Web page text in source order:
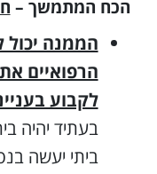
הכח המתמשך –
הממנה יכול
הרפואיים
לקבוע
בעתיד יהיה
ביתי יעשה